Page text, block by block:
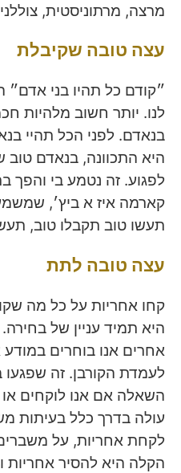
מרצה, מרתוניסטית,
עצה טובה שקיבלת
״קודם כל תהיו בני אדם״
לנו. יותר חשוב מלהיות
בנאדם. לפני הכל תהיי
היא התכוונה, בנאדם
לפגוע. זה נטמע בי והפך
קארמה איז א ביץ׳,
תעשו טוב תקבלו טוב,
עצה טובה לתת
קחו אחריות על כל מה
היא תמיד עניין של
אחרים אנו בוחרים
לעמדת הקורבן. זה שפגעו
השאלה אם אנו לוקחים או
עולה בדרך כלל בעיתות
לקחת אחריות, על
הקלה היא להסיר אחריות